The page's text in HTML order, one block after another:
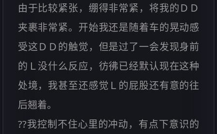
由于比较紧张，绷得非常紧，将我的ＤＤ
夹裹非常紧。开始我还是随着车的晃动感
受这ＤＤ的触觉，但是过了一会发现身前
的Ｌ没什么反应，彷彿已经默认现在这种
处境，我甚至还感觉Ｌ的屁股还有意的往
后翘着。
??我控制不住心里的冲动，有点下意识的